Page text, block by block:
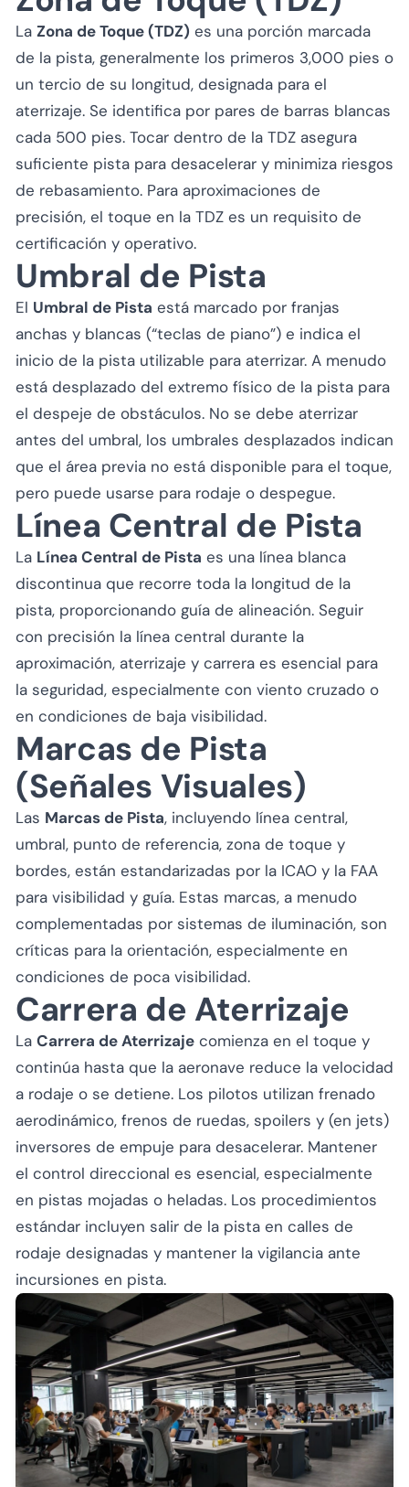
La Zona de Toque (TDZ) es una porción marcada
de la pista, generalmente los primeros 3,000 pies o
un tercio de su longitud, designada para el
aterrizaje. Se identifica por pares de barras blancas
cada 500 pies. Tocar dentro de la TDZ asegura
suficiente pista para desacelerar y minimiza riesgos
de rebasamiento. Para aproximaciones de
precisión, el toque en la TDZ es un requisito de
certificación y operativo.
Umbral de Pista
El Umbral de Pista está marcado por franjas
anchas y blancas (“teclas de piano”) e indica el
inicio de la pista utilizable para aterrizar. A menudo
está desplazado del extremo físico de la pista para
el despeje de obstáculos. No se debe aterrizar
antes del umbral, los umbrales desplazados indican
que el área previa no está disponible para el toque,
pero puede usarse para rodaje o despegue.
Línea Central de Pista
La Línea Central de Pista es una línea blanca
discontinua que recorre toda la longitud de la
pista, proporcionando guía de alineación. Seguir
con precisión la línea central durante la
aproximación, aterrizaje y carrera es esencial para
la seguridad, especialmente con viento cruzado o
en condiciones de baja visibilidad.
Marcas de Pista
(Señales Visuales)
Las Marcas de Pista, incluyendo línea central,
umbral, punto de referencia, zona de toque y
bordes, están estandarizadas por la ICAO y la FAA
para visibilidad y guía. Estas marcas, a menudo
complementadas por sistemas de iluminación, son
críticas para la orientación, especialmente en
condiciones de poca visibilidad.
Carrera de Aterrizaje
La Carrera de Aterrizaje comienza en el toque y
continúa hasta que la aeronave reduce la velocidad
a rodaje o se detiene. Los pilotos utilizan frenado
aerodinámico, frenos de ruedas, spoilers y (en jets)
inversores de empuje para desacelerar. Mantener
el control direccional es esencial, especialmente
en pistas mojadas o heladas. Los procedimientos
estándar incluyen salir de la pista en calles de
rodaje designadas y mantener la vigilancia ante
incursiones en pista.